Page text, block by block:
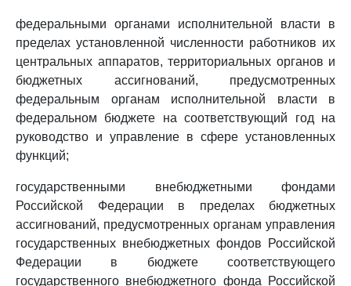
федеральными органами исполнительной власти в
пределах установленной численности работников их
центральных аппаратов, территориальных органов и
бюджетных ассигнований, предусмотренных
федеральным органам исполнительной власти в
федеральном бюджете на соответствующий год на
руководство и управление в сфере установленных
функций;
государственными внебюджетными фондами
Российской Федерации в пределах бюджетных
ассигнований, предусмотренных органам управления
государственных внебюджетных фондов Российской
Федерации в бюджете соответствующего
государственного внебюджетного фонда Российской